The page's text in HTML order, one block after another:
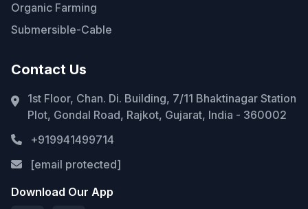
Organic Farming
Submersible-Cable
Contact Us
1st Floor, Chan. Di. Building, 7/11 Bhaktinagar Station
Plot, Gondal Road, Rajkot, Gujarat, India - 360002
+919941499714
[email protected]
Download Our App